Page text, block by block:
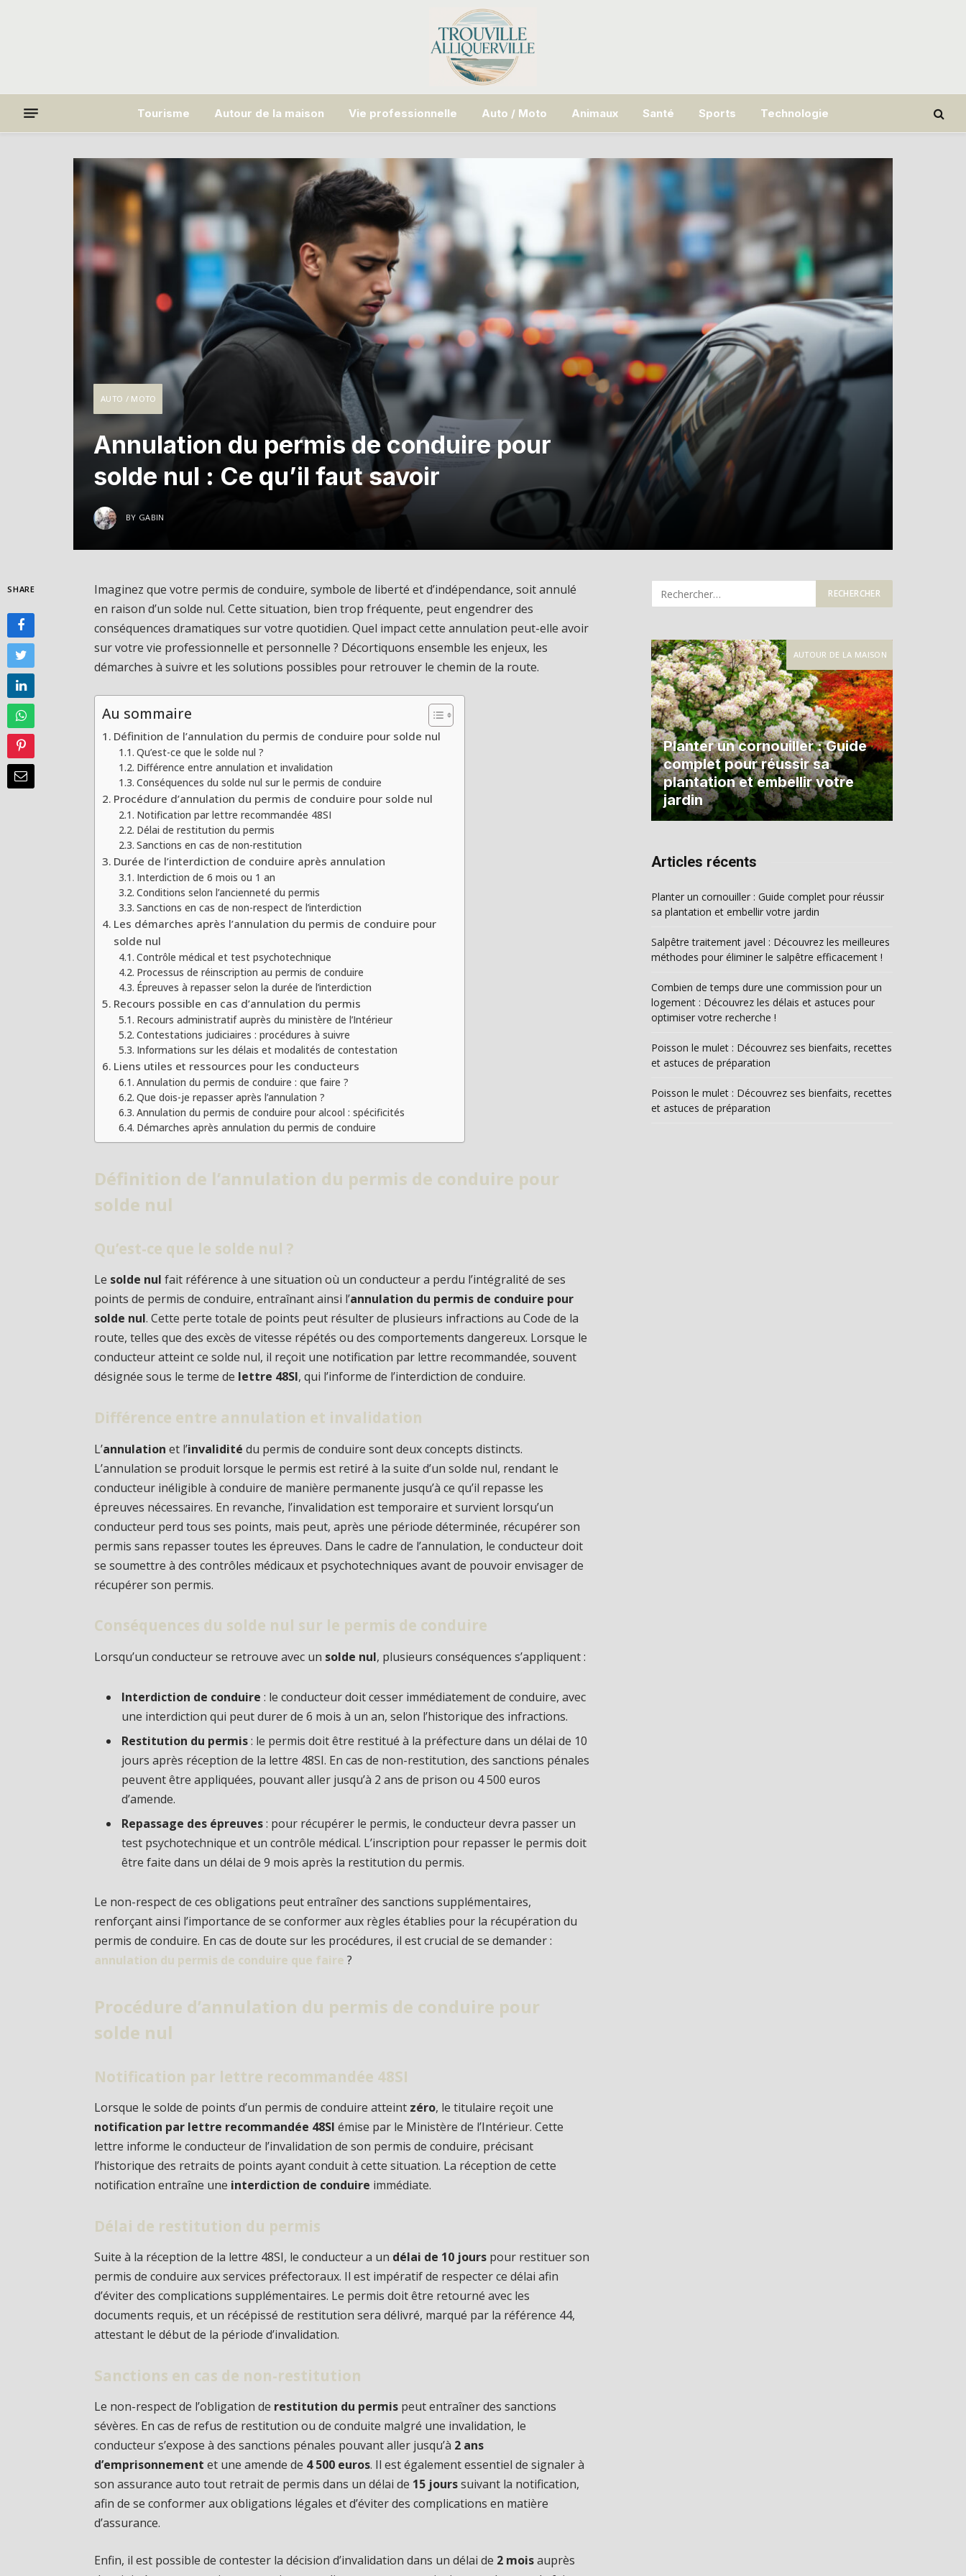
Tourisme Autour de la maison Vie professionnelle Auto / Moto Animaux Santé Sports Technologie
AUTO / MOTO
Annulation du permis de conduire pour
solde nul : Ce qu’il faut savoir
BY GABIN
SHARE
Imaginez que votre permis de conduire, symbole de liberté et d’indépendance, soit annulé
en raison d’un solde nul. Cette situation, bien trop fréquente, peut engendrer des
conséquences dramatiques sur votre quotidien. Quel impact cette annulation peut-elle avoir
sur votre vie professionnelle et personnelle ? Décortiquons ensemble les enjeux, les
démarches à suivre et les solutions possibles pour retrouver le chemin de la route.
Au sommaire
Définition de l’annulation du permis de conduire pour solde nul
Qu’est-ce que le solde nul ?
Différence entre annulation et invalidation
Conséquences du solde nul sur le permis de conduire
Procédure d’annulation du permis de conduire pour solde nul
Notification par lettre recommandée 48SI
Délai de restitution du permis
Sanctions en cas de non-restitution
Durée de l’interdiction de conduire après annulation
Interdiction de 6 mois ou 1 an
Conditions selon l’ancienneté du permis
Sanctions en cas de non-respect de l’interdiction
Les démarches après l’annulation du permis de conduire pour
solde nul
Contrôle médical et test psychotechnique
Processus de réinscription au permis de conduire
Épreuves à repasser selon la durée de l’interdiction
Recours possible en cas d’annulation du permis
Recours administratif auprès du ministère de l’Intérieur
Contestations judiciaires : procédures à suivre
Informations sur les délais et modalités de contestation
Liens utiles et ressources pour les conducteurs
Annulation du permis de conduire : que faire ?
Que dois-je repasser après l’annulation ?
Annulation du permis de conduire pour alcool : spécificités
Démarches après annulation du permis de conduire
Définition de l’annulation du permis de conduire pour
solde nul
Qu’est-ce que le solde nul ?
Le solde nul fait référence à une situation où un conducteur a perdu l’intégralité de ses
points de permis de conduire, entraînant ainsi l’annulation du permis de conduire pour
solde nul. Cette perte totale de points peut résulter de plusieurs infractions au Code de la
route, telles que des excès de vitesse répétés ou des comportements dangereux. Lorsque le
conducteur atteint ce solde nul, il reçoit une notification par lettre recommandée, souvent
désignée sous le terme de lettre 48SI, qui l’informe de l’interdiction de conduire.
Différence entre annulation et invalidation
L’annulation et l’invalidité du permis de conduire sont deux concepts distincts.
L’annulation se produit lorsque le permis est retiré à la suite d’un solde nul, rendant le
conducteur inéligible à conduire de manière permanente jusqu’à ce qu’il repasse les
épreuves nécessaires. En revanche, l’invalidation est temporaire et survient lorsqu’un
conducteur perd tous ses points, mais peut, après une période déterminée, récupérer son
permis sans repasser toutes les épreuves. Dans le cadre de l’annulation, le conducteur doit
se soumettre à des contrôles médicaux et psychotechniques avant de pouvoir envisager de
récupérer son permis.
Conséquences du solde nul sur le permis de conduire
Lorsqu’un conducteur se retrouve avec un solde nul, plusieurs conséquences s’appliquent :
Interdiction de conduire : le conducteur doit cesser immédiatement de conduire, avec
une interdiction qui peut durer de 6 mois à un an, selon l’historique des infractions.
Restitution du permis: le permis doit être restitué à la préfecture dans un délai de 10
jours après réception de la lettre 48SI. En cas de non-restitution, des sanctions pénales
peuvent être appliquées, pouvant aller jusqu’à 2 ans de prison ou 4 500 euros
d’amende.
Repassage des épreuves: pour récupérer le permis, le conducteur devra passer un
test psychotechnique et un contrôle médical. L’inscription pour repasser le permis doit
être faite dans un délai de 9 mois après la restitution du permis.
Le non-respect de ces obligations peut entraîner des sanctions supplémentaires,
renforçant ainsi l’importance de se conformer aux règles établies pour la récupération du
permis de conduire. En cas de doute sur les procédures, il est crucial de se demander :
annulation du permis de conduire que faire ?
Procédure d’annulation du permis de conduire pour
solde nul
Notification par lettre recommandée 48SI
Lorsque le solde de points d’un permis de conduire atteint zéro, le titulaire reçoit une
notification par lettre recommandée 48SI émise par le Ministère de l’Intérieur. Cette
lettre informe le conducteur de l’invalidation de son permis de conduire, précisant
l’historique des retraits de points ayant conduit à cette situation. La réception de cette
notification entraîne une interdiction de conduire immédiate.
Délai de restitution du permis
Suite à la réception de la lettre 48SI, le conducteur a un délai de 10 jours pour restituer son
permis de conduire aux services préfectoraux. Il est impératif de respecter ce délai afin
d’éviter des complications supplémentaires. Le permis doit être retourné avec les
documents requis, et un récépissé de restitution sera délivré, marqué par la référence 44,
attestant le début de la période d’invalidation.
Sanctions en cas de non-restitution
Le non-respect de l’obligation de restitution du permis peut entraîner des sanctions
sévères. En cas de refus de restitution ou de conduite malgré une invalidation, le
conducteur s’expose à des sanctions pénales pouvant aller jusqu’à 2 ans
d’emprisonnement et une amende de 4 500 euros. Il est également essentiel de signaler à
son assurance auto tout retrait de permis dans un délai de 15 jourssuivant la notification,
afin de se conformer aux obligations légales et d’éviter des complications en matière
d’assurance.
Enfin, il est possible de contester la décision d’invalidation dans un délai de 2 moisauprès
AUTOUR DE LA MAISON
Planter un cornouiller : Guide
complet pour réussir sa
plantation et embellir votre
jardin
Articles récents
Planter un cornouiller : Guide complet pour réussir
sa plantation et embellir votre jardin
Salpêtre traitement javel : Découvrez les meilleures
méthodes pour éliminer le salpêtre efficacement !
Combien de temps dure une commission pour un
logement : Découvrez les délais et astuces pour
optimiser votre recherche !
Poisson le mulet : Découvrez ses bienfaits, recettes
et astuces de préparation
Poisson le mulet : Découvrez ses bienfaits, recettes
et astuces de préparation